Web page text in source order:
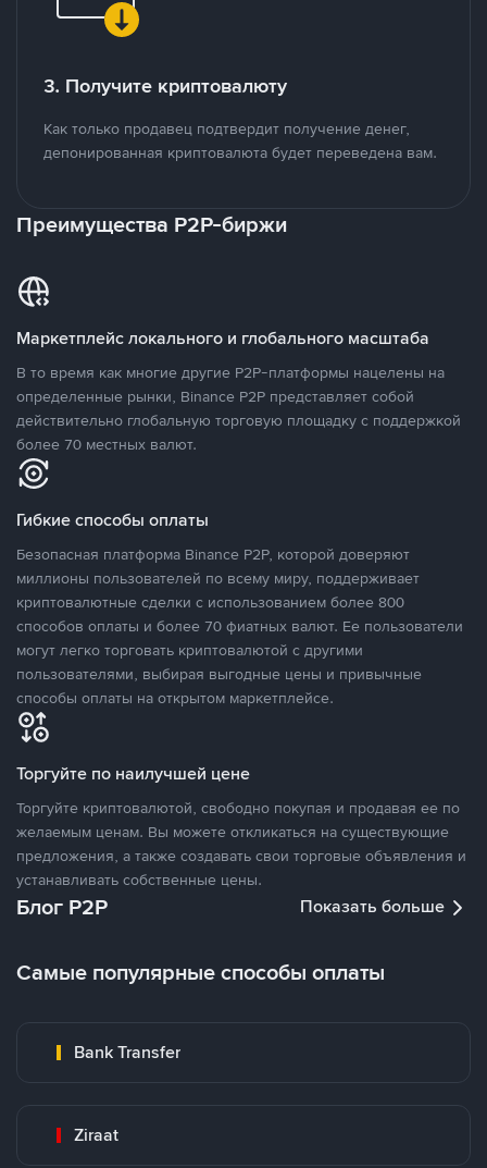
3. Получите криптовалюту
Как только продавец подтвердит получение денег,
депонированная криптовалюта будет переведена вам.
Преимущества P2P-биржи
Маркетплейс локального и глобального масштаба
В то время как многие другие P2P-платформы нацелены на
определенные рынки, Binance P2P представляет собой
действительно глобальную торговую площадку с поддержкой
более 70 местных валют.
Гибкие способы оплаты
Безопасная платформа Binance P2P, которой доверяют
миллионы пользователей по всему миру, поддерживает
криптовалютные сделки с использованием более 800
способов оплаты и более 70 фиатных валют. Ее пользователи
могут легко торговать криптовалютой с другими
пользователями, выбирая выгодные цены и привычные
способы оплаты на открытом маркетплейсе.
Торгуйте по наилучшей цене
Торгуйте криптовалютой, свободно покупая и продавая ее по
желаемым ценам. Вы можете откликаться на существующие
предложения, а также создавать свои торговые объявления и
устанавливать собственные цены.
Блог P2P Показать больше
Самые популярные способы оплаты
Bank Transfer
Ziraat